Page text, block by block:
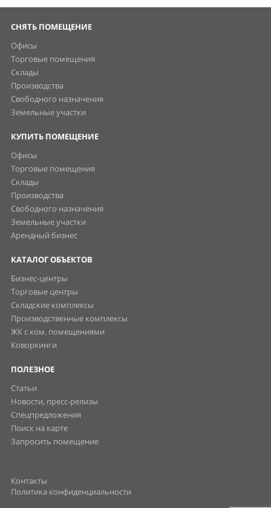
СНЯТЬ ПОМЕЩЕНИЕ
Офисы
Торговые помещения
Склады
Производства
Свободного назначения
Земельные участки
КУПИТЬ ПОМЕЩЕНИЕ
Офисы
Торговые помещения
Склады
Производства
Свободного назначения
Земельные участки
Арендный бизнес
КАТАЛОГ ОБЪЕКТОВ
Бизнес-центры
Торговые центры
Складские комплексы
Производственные комплексы
ЖК с ком. помещениями
Коворкинги
ПОЛЕЗНОЕ
Статьи
Новости, пресс-релизы
Спецпредложения
Поиск на карте
Запросить помещение
Контакты
Политика конфиденциальности